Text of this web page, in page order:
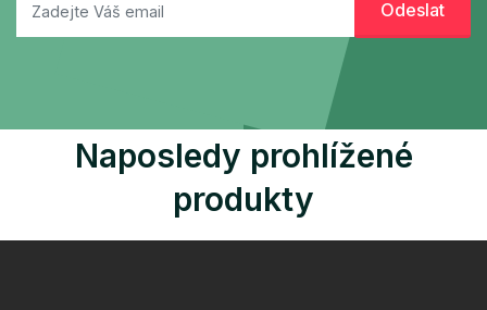
Naposledy prohlížené
produkty